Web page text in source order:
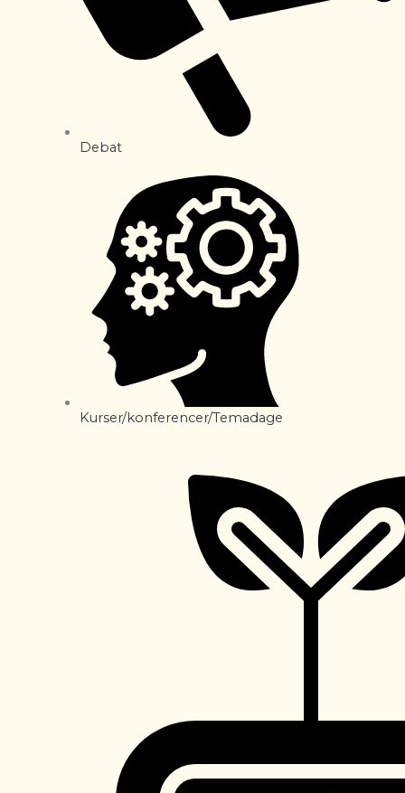
Debat
Kurser/konferencer/Temadage